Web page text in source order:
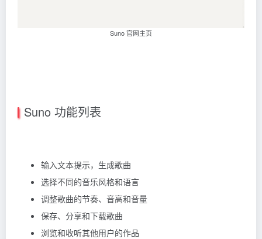
Suno 官网主页
Suno 功能列表
输入文本提示，生成歌曲
选择不同的音乐风格和语言
调整歌曲的节奏、音高和音量
保存、分享和下载歌曲
浏览和收听其他用户的作品